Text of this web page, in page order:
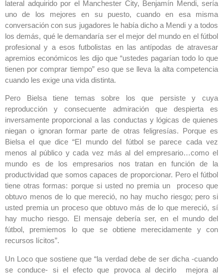
lateral adquirido por el Manchester City, Benjamín Mendi, sería
uno de los mejores en su puesto, cuando en esa misma
conversación con sus jugadores le había dicho a Mendi y a todos
los demás, qué le demandaría ser el mejor del mundo en el fútbol
profesional y a esos futbolistas en las antípodas de atravesar
apremios económicos les dijo que “ustedes pagarían todo lo que
tienen por comprar tiempo” eso que se lleva la alta competencia
cuando les exige una vida distinta.
Pero Bielsa tiene temas sobre los que persiste y cuya
reproducción y consecuente admiración que despierta es
inversamente proporcional a las conductas y lógicas de quienes
niegan o ignoran formar parte de otras feligresías. Porque es
Bielsa el que dice “El mundo del fútbol se parece cada vez
menos al público y cada vez más al del empresario…como el
mundo es de los empresarios nos tratan en función de la
productividad que somos capaces de proporcionar. Pero el fútbol
tiene otras formas: porque si usted no premia un proceso que
obtuvo menos de lo que mereció, no hay mucho riesgo; pero si
usted premia un proceso que obtuvo más de lo que mereció, sí
hay mucho riesgo. El mensaje debería ser, en el mundo del
fútbol, premiemos lo que se obtiene merecidamente y con
recursos lícitos”.
Un Loco que sostiene que “la verdad debe de ser dicha -cuando
se conduce- si el efecto que provoca al decirlo mejora al